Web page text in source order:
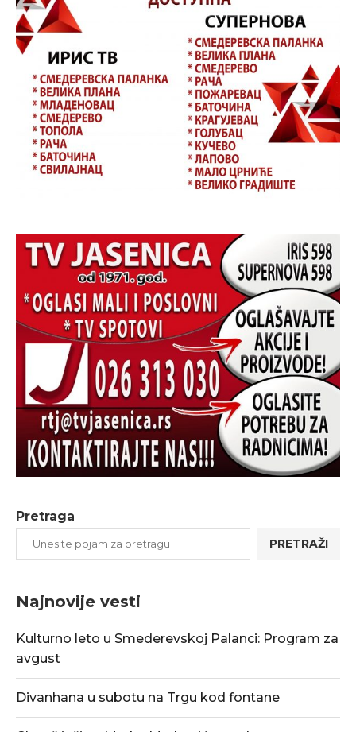
Pretraga
PRETRAŽI
Najnovije vesti
Kulturno leto u Smederevskoj Palanci: Program za
avgust
Divanhana u subotu na Trgu kod fontane